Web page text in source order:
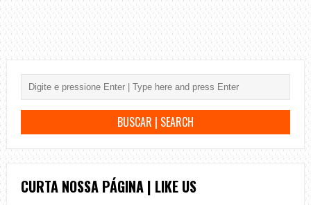
CURTA NOSSA PÁGINA | LIKE US